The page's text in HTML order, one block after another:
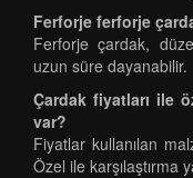
Ferforje ferforje
Ferforje çardak,
uzun süre dayanabilir.
Çardak fiyatları ile
var?
Fiyatlar kullanılan
Özel ile karşılaştırma